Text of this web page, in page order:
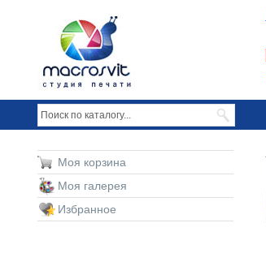
Моя корзина
Моя галерея
Избранное